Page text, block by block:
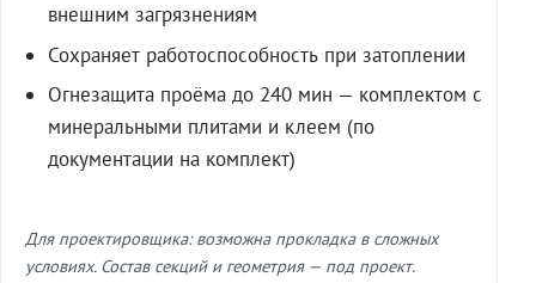
внешним загрязнениям
Сохраняет работоспособность при затоплении
Огнезащита проёма до 240 мин — комплектом с
минеральными плитами и клеем (по
документации на комплект)
Для проектировщика: возможна прокладка в сложных
условиях. Состав секций и геометрия — под проект.